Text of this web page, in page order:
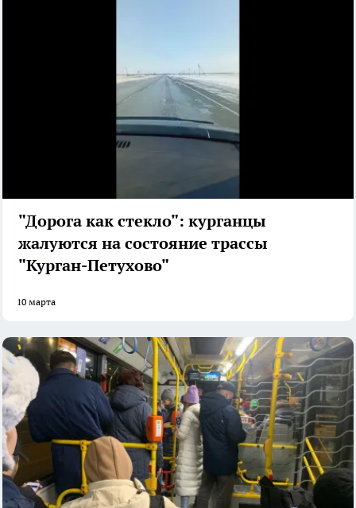
"Дорога как стекло": курганцы
жалуются на состояние трассы
"Курган-Петухово"
10 марта